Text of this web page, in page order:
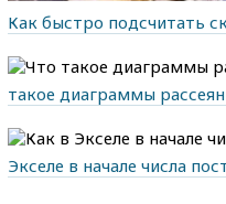
Как быстро подсчитать
такое диаграммы
Экселе в начале числа